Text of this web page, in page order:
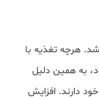
هرچه تغذیه با
به همین دلیل
خود دارند. افزایش